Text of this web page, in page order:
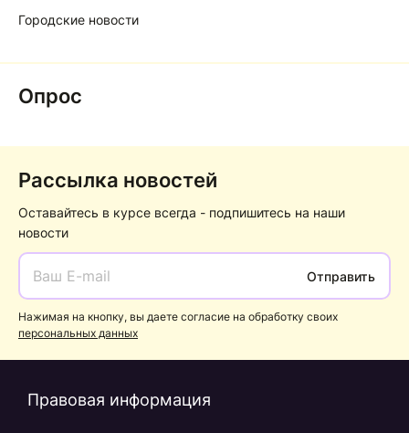
Городские новости
Опрос
Рассылка новостей
Оставайтесь в курсе всегда - подпишитесь на наши
новости
Отправить
Нажимая на кнопку, вы даете согласие на обработку своих
персональных данных
Правовая информация